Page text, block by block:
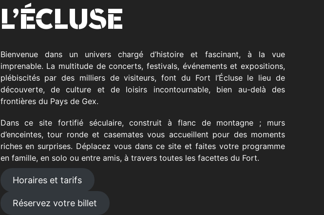
L’ÉCLUSE
Bienvenue dans un univers chargé d’histoire et fascinant, à la vue
imprenable. La multitude de concerts, festivals, événements et expositions,
plébiscités par des milliers de visiteurs, font du Fort l’Écluse le lieu de
découverte, de culture et de loisirs incontournable, bien au-delà des
frontières du Pays de Gex.
Dans ce site fortifié séculaire, construit à flanc de montagne ; murs
d’enceintes, tour ronde et casemates vous accueillent pour des moments
riches en surprises. Déplacez vous dans ce site et faites votre programme
en famille, en solo ou entre amis, à travers toutes les facettes du Fort.
Horaires et tarifs
Réservez votre billet